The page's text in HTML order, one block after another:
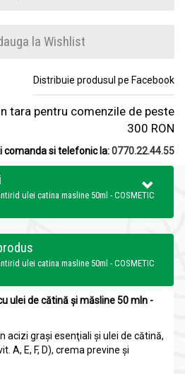
la Wishlist
Distribuie produsul pe Facebook
in tara pentru comenzile de peste
300 RON
comanda si telefonic la:0770.22.44.55
ulei catina masline 50ml - COSMETIC
ulei catina masline 50ml - COSMETIC
ulei de cătină şi măsline 50 mln -
acizi graşi esenţiali şi ulei de cătină,
A, E, F, D), crema previne şi